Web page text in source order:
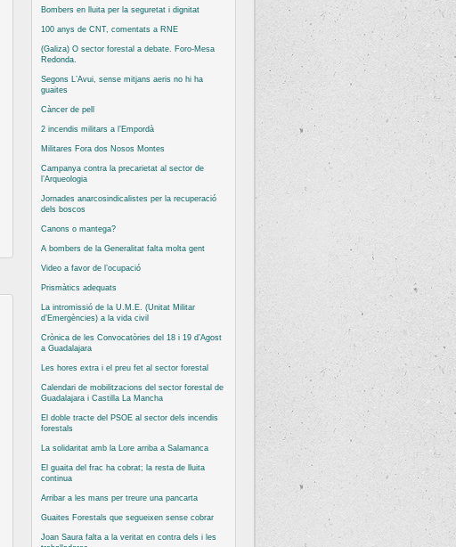
Bombers en lluita per la seguretat i dignitat
100 anys de CNT, comentats a RNE
(Galiza) O sector forestal a debate. Foro-Mesa
Redonda.
Segons L’Avui, sense mitjans aeris no hi ha
guaites
Càncer de pell
2 incendis militars a l’Empordà
Militares Fora dos Nosos Montes
Campanya contra la precarietat al sector de
l’Arqueologia
Jornades anarcosindicalistes per la recuperació
dels boscos
Canons o mantega?
A bombers de la Generalitat falta molta gent
Video a favor de l’ocupació
Prismàtics adequats
La intromissió de la U.M.E. (Unitat Militar
d’Emergències) a la vida civil
Crònica de les Convocatòries del 18 i 19 d’Agost
a Guadalajara
Les hores extra i el preu fet al sector forestal
Calendari de mobilitzacions del sector forestal de
Guadalajara i Castilla La Mancha
El doble tracte del PSOE al sector dels incendis
forestals
La solidaritat amb la Lore arriba a Salamanca
El guaita del frac ha cobrat; la resta de lluita
continua
Arribar a les mans per treure una pancarta
Guaites Forestals que segueixen sense cobrar
Joan Saura falta a la veritat en contra dels i les